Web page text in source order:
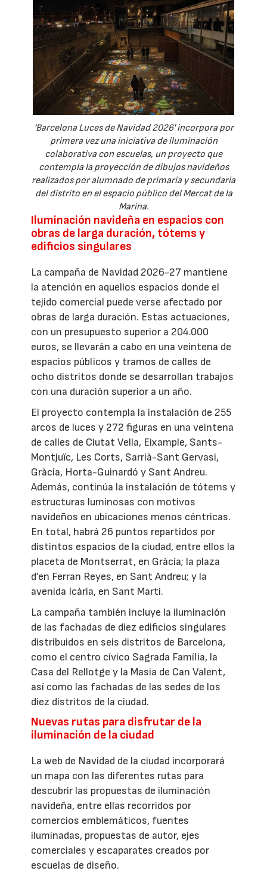
'Barcelona Luces de Navidad 2026' incorpora por
primera vez una iniciativa de iluminación
colaborativa con escuelas, un proyecto que
contempla la proyección de dibujos navideños
realizados por alumnado de primaria y secundaria
del distrito en el espacio público del Mercat de la
Marina.
Iluminación navideña en espacios con
obras de larga duración, tótems y
edificios singulares
La campaña de Navidad 2026-27 mantiene
la atención en aquellos espacios donde el
tejido comercial puede verse afectado por
obras de larga duración. Estas actuaciones,
con un presupuesto superior a 204.000
euros, se llevarán a cabo en una veintena de
espacios públicos y tramos de calles de
ocho distritos donde se desarrollan trabajos
con una duración superior a un año.
El proyecto contempla la instalación de 255
arcos de luces y 272 figuras en una veintena
de calles de Ciutat Vella, Eixample, Sants-
Montjuïc, Les Corts, Sarrià-Sant Gervasi,
Gràcia, Horta-Guinardó y Sant Andreu.
Además, continúa la instalación de tótems y
estructuras luminosas con motivos
navideños en ubicaciones menos céntricas.
En total, habrá 26 puntos repartidos por
distintos espacios de la ciudad, entre ellos la
placeta de Montserrat, en Gràcia; la plaza
d’en Ferran Reyes, en Sant Andreu; y la
avenida Icària, en Sant Martí.
La campaña también incluye la iluminación
de las fachadas de diez edificios singulares
distribuidos en seis distritos de Barcelona,
como el centro cívico Sagrada Família, la
Casa del Rellotge y la Masia de Can Valent,
así como las fachadas de las sedes de los
diez distritos de la ciudad.
Nuevas rutas para disfrutar de la
iluminación de la ciudad
La web de Navidad de la ciudad incorporará
un mapa con las diferentes rutas para
descubrir las propuestas de iluminación
navideña, entre ellas recorridos por
comercios emblemáticos, fuentes
iluminadas, propuestas de autor, ejes
comerciales y escaparates creados por
escuelas de diseño.